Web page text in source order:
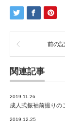
前の
関連記事
2019.11.26
成人式振袖前撮りの
2019.12.25